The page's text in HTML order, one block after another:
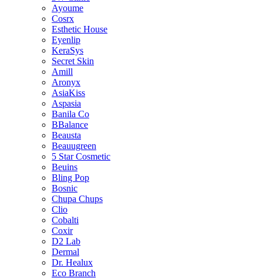
Ayoume
Cosrx
Esthetic House
Eyenlip
KeraSys
Secret Skin
Amill
Aronyx
AsiaKiss
Aspasia
Banila Co
BBalance
Beausta
Beauugreen
5 Star Cosmetic
Beuins
Bling Pop
Bosnic
Chupa Chups
Clio
Cobalti
Coxir
D2 Lab
Dermal
Dr. Healux
Eco Branch